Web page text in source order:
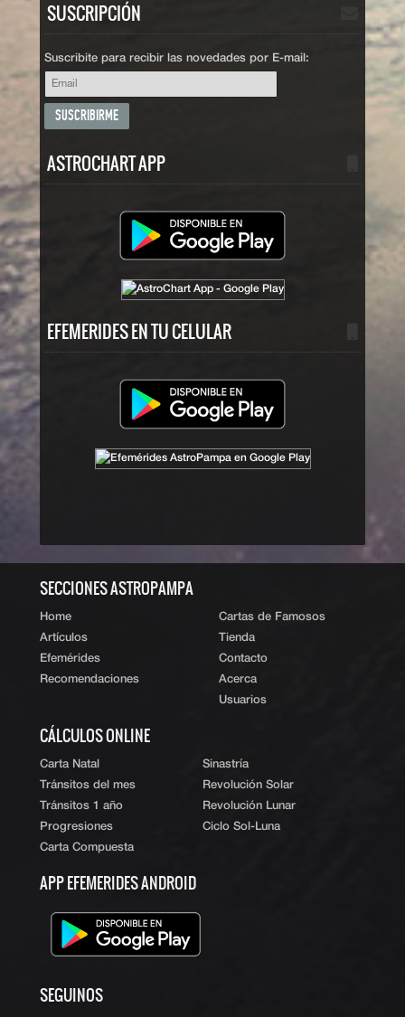
SUSCRIPCIÓN
Suscribite para recibir las novedades por E-mail:
ASTROCHART APP
EFEMERIDES EN TU CELULAR
SECCIONES ASTROPAMPA
Home
Artículos
Efemérides
Recomendaciones
Cartas de Famosos
Tienda
Contacto
Acerca
Usuarios
CÁLCULOS ONLINE
Carta Natal
Tránsitos del mes
Tránsitos 1 año
Progresiones
Carta Compuesta
Sinastría
Revolución Solar
Revolución Lunar
Ciclo Sol-Luna
APP EFEMERIDES ANDROID
SEGUINOS